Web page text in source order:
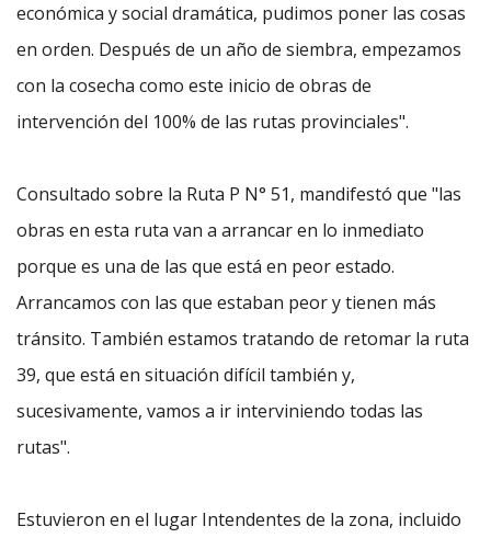
económica y social dramática, pudimos poner las cosas
en orden. Después de un año de siembra, empezamos
con la cosecha como este inicio de obras de
intervención del 100% de las rutas provinciales".
Consultado sobre la Ruta P N° 51, mandifestó que "las
obras en esta ruta van a arrancar en lo inmediato
porque es una de las que está en peor estado.
Arrancamos con las que estaban peor y tienen más
tránsito. También estamos tratando de retomar la ruta
39, que está en situación difícil también y,
sucesivamente, vamos a ir interviniendo todas las
rutas".
Estuvieron en el lugar Intendentes de la zona, incluido